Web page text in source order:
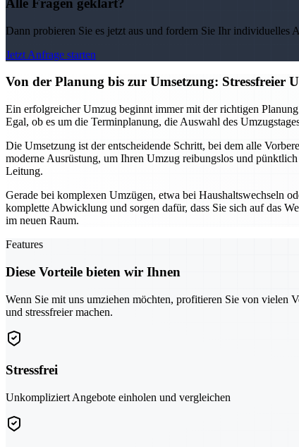
Alle Fragen geklärt?
Dann probieren Sie es jetzt aus und fordern Sie Ihr individuelles
Jetzt Anfrage starten
Von der Planung bis zur Umsetzung: Stressfreier
Ein erfolgreicher Umzug beginnt immer mit der richtigen
Egal, ob es um die Terminplanung, die Auswahl des
Die Umsetzung ist der entscheidende Schritt, bei dem alle
moderne Ausrüstung, um Ihren Umzug reibungslos und
Leitung.
Gerade bei komplexen Umzügen, etwa bei Haushaltswechseln
komplette Abwicklung und sorgen dafür, dass Sie sich auf das
im neuen Raum.
Features
Diese Vorteile bieten wir Ihnen
Wenn Sie mit uns umziehen möchten, profitieren Sie von vielen
und stressfreier machen.
Stressfrei
Unkompliziert Angebote einholen und vergleichen